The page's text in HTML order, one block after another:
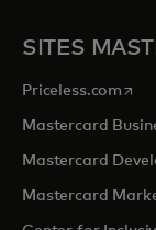
SITES
Priceless.com
Mastercard
Mastercard
Mastercard